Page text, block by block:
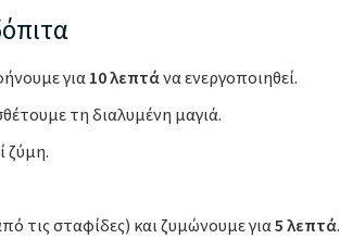
για 10 λεπτάνα ενεργοποιηθεί.
τη διαλυμένη μαγιά.
ζύμη.
τις σταφίδες) και ζυμώνουμε για5 λεπτά.